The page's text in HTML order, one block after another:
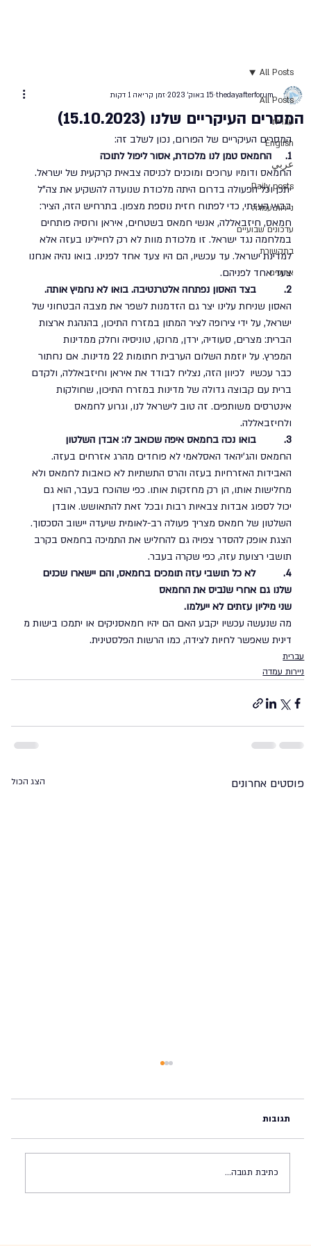
All Posts
עברית
English
عربي
Daily posts
ניירות עמדה
עדכונים שבועיים
בתקשורת
ארועים
All Posts
המסרים העיקריים שלנו (15.10.2023)
thedayafterforum 15 באוק׳ 2023 זמן קריאה 1 דקות
המסרים העיקריים של הפורום, נכון לשלב זה:
1.     החמאס טמן לנו מלכודת, אסור ליפול לתוכה
החמאס ודומיו ערוכים ומוכנים לכניסה צבאית קרקעית של ישראל.
יתכן וכל הפעולה בדרום היתה מלכודת שנועדה להשקיע את צה"ל
בבוץ העזתי, כדי לפתוח חזית נוספת מצפון. בתרחיש הזה, הציר:
חמאס, חיזבאללה, אנשי חמאס בשטחים, איראן ורוסיה פותחים
במלחמה נגד ישראל. זו מלכודת מוות לא רק לחיילינו בעזה אלא
למדינת ישראל. עד עכשיו, הם היו צעד אחד לפנינו. בואו נהיה אנחנו
צעד אחד לפניהם.
2.          בצד האסון נפתחה אלטרנטיבה. בואו לא נחמיץ אותה.
האסון שניחת עלינו יצר גם הזדמנות לשפר את מצבה הבטחוני של
ישראל, על ידי צירופה לציר המתון במזרח התיכון, בהנהגת ארצות
הברית: מצרים, סעודיה, ירדן, מרוקו, טוניסיה וחלק ממדינות
המפרץ. על יוזמת השלום הערבית חתומות 22 מדינות. אם נחתור
כבר עכשיו  לכיוון הזה, נצליח לבודד את איראן וחיזבאללה, ולקדם
ברית עם קבוצה גדולה של מדינות במזרח התיכון, שחולקות
אינטרסים משותפים. זה טוב לישראל לנו, וגרוע לחמאס
ולחיזבאללה.
3.          בואו נכה בחמאס איפה שכואב לו: אבדן השלטון
החמאס והג'יהאד האסלאמי לא פוחדים מהרג אזרחים בעזה.
האבידות האזרחיות בעזה והרס התשתיות לא כואבות לחמאס ולא
מחלישות אותו, הן רק מחזקות אותו. כפי שהוכח בעבר, הוא גם
יכול לספוג אבדות צבאיות רבות ובכל זאת להתאושש. אובדן
השלטון של חמאס מצריך פעולה רב-לאומית שיעדה יישוב הסכסוך.
הצגת אופק להסדר צפויה גם להחליש את התמיכה בחמאס בקרב
תושבי רצועת עזה, כפי שקרה בעבר.
4.          לא כל תושבי עזה תומכים בחמאס, והם יישארו שכנים
שלנו גם אחרי שנביס את החמאס
שני מיליון עזתים לא ייעלמו.
מה שנעשה עכשיו יקבע האם הם יהיו חמאסניקים או יתמכו בישות מ
דינית שאפשר לחיות לצידה, כמו הרשות הפלסטינית.
עברית
ניירות עמדה
פוסטים אחרונים הצג הכול
מה עכשיו עם לבנון? (28.9.2024)
תגובות
כתיבת תגובה...